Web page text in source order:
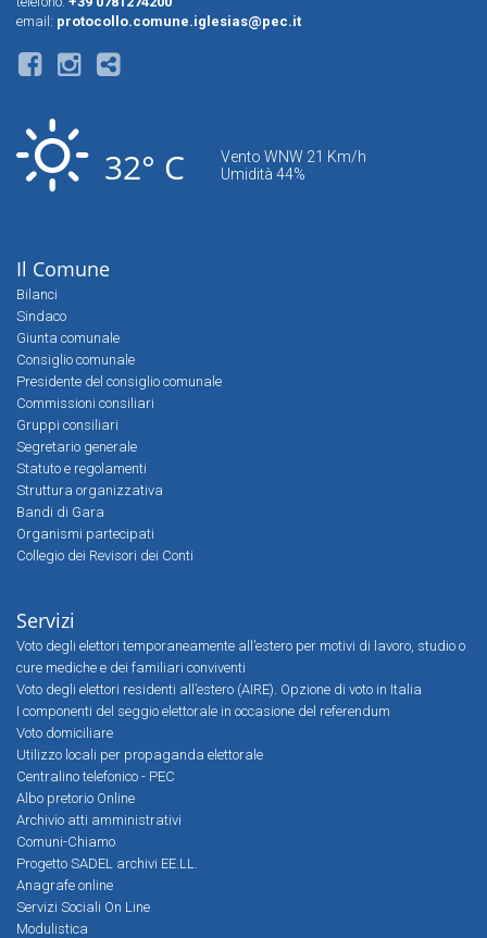
email: protocollo.comune.iglesias@pec.it
32° C
Vento WNW 21 Km/h
Umidità 44%
Il Comune
Bilanci
Sindaco
Giunta comunale
Consiglio comunale
Presidente del consiglio comunale
Commissioni consiliari
Gruppi consiliari
Segretario generale
Statuto e regolamenti
Struttura organizzativa
Bandi di Gara
Organismi partecipati
Collegio dei Revisori dei Conti
Servizi
Voto degli elettori temporaneamente all’estero per motivi di lavoro, studio o
cure mediche e dei familiari conviventi
Voto degli elettori residenti all’estero (AIRE). Opzione di voto in Italia
I componenti del seggio elettorale in occasione del referendum
Voto domiciliare
Utilizzo locali per propaganda elettorale
Centralino telefonico - PEC
Albo pretorio Online
Archivio atti amministrativi
Comuni-Chiamo
Progetto SADEL archivi EE.LL.
Anagrafe online
Servizi Sociali On Line
Modulistica